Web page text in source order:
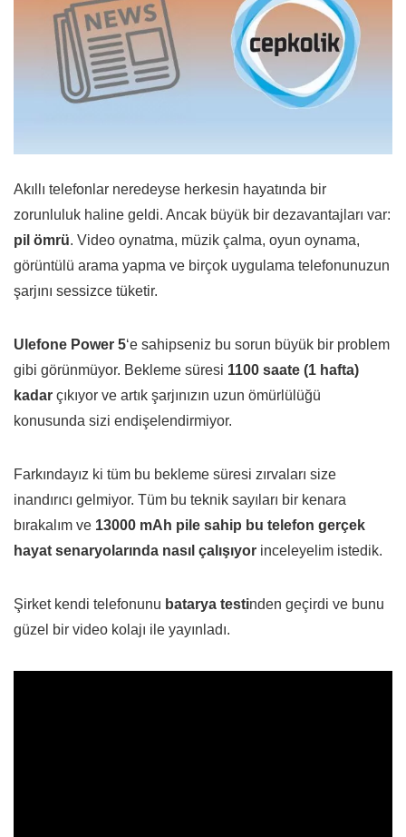
Akıllı telefonlar neredeyse herkesin hayatında bir
zorunluluk haline geldi. Ancak büyük bir dezavantajları var:
pil ömrü. Video oynatma, müzik çalma, oyun oynama,
görüntülü arama yapma ve birçok uygulama telefonunuzun
şarjını sessizce tüketir.
Ulefone Power 5‘e sahipseniz bu sorun büyük bir problem
gibi görünmüyor. Bekleme süresi 1100 saate (1 hafta)
kadar çıkıyor ve artık şarjınızın uzun ömürlülüğü
konusunda sizi endişelendirmiyor.
Farkındayız ki tüm bu bekleme süresi zırvaları size
inandırıcı gelmiyor. Tüm bu teknik sayıları bir kenara
bırakalım ve 13000 mAh pile sahip bu telefon gerçek
hayat senaryolarında nasıl çalışıyor inceleyelim istedik.
Şirket kendi telefonunu batarya testinden geçirdi ve bunu
güzel bir video kolajı ile yayınladı.